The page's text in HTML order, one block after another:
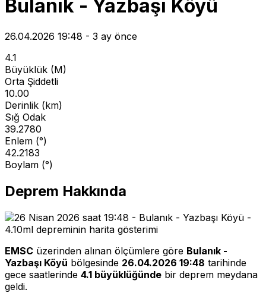
Bulanık - Yazbaşı Köyü
26.04.2026 19:48 - 3 ay önce
4.1
Büyüklük (M)
Orta Şiddetli
10.00
Derinlik (km)
Sığ Odak
39.2780
Enlem (°)
42.2183
Boylam (°)
Deprem Hakkında
EMSC üzerinden alınan ölçümlere göre Bulanık -
Yazbaşı Köyü bölgesinde 26.04.2026 19:48 tarihinde
gece saatlerinde 4.1 büyüklüğünde bir deprem meydana
geldi.